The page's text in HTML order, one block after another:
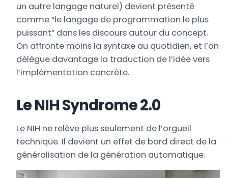
un autre langage naturel) devient présenté
comme “le langage de programmation le plus
puissant” dans les discours autour du concept.
On affronte moins la syntaxe au quotidien, et l’on
délègue davantage la traduction de l’idée vers
l’implémentation concrète.
Le NIH Syndrome 2.0
Le NIH ne relève plus seulement de l’orgueil
technique. Il devient un effet de bord direct de la
généralisation de la génération automatique.